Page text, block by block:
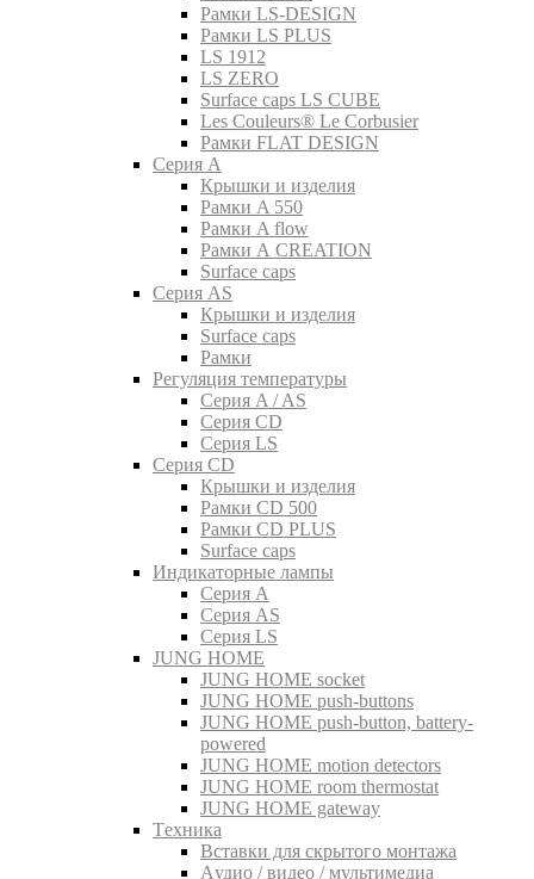
Рамки LS-DESIGN
Рамки LS PLUS
LS 1912
LS ZERO
Surface caps LS CUBE
Les Couleurs® Le Corbusier
Рамки FLAT DESIGN
Серия A
Крышки и изделия
Рамки A 550
Рамки A flow
Рамки A CREATION
Surface caps
Серия AS
Крышки и изделия
Surface caps
Рамки
Регуляция температуры
Серия A / AS
Серия CD
Серия LS
Серия CD
Крышки и изделия
Рамки CD 500
Рамки CD PLUS
Surface caps
Индикаторные лампы
Серия A
Серия AS
Серия LS
JUNG HOME
JUNG HOME socket
JUNG HOME push-buttons
JUNG HOME push-button, battery-
powered
JUNG HOME motion detectors
JUNG HOME room thermostat
JUNG HOME gateway
Tехника
Вставки для скрытого монтажа
Aудио / видео / мультимедиа